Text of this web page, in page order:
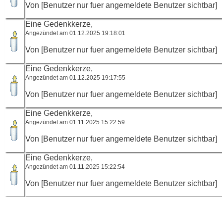
Von [Benutzer nur fuer angemeldete Benutzer sichtbar]
Eine Gedenkkerze,
Angezündet am 01.12.2025 19:18:01
Von [Benutzer nur fuer angemeldete Benutzer sichtbar]
Eine Gedenkkerze,
Angezündet am 01.12.2025 19:17:55
Von [Benutzer nur fuer angemeldete Benutzer sichtbar]
Eine Gedenkkerze,
Angezündet am 01.11.2025 15:22:59
Von [Benutzer nur fuer angemeldete Benutzer sichtbar]
Eine Gedenkkerze,
Angezündet am 01.11.2025 15:22:54
Von [Benutzer nur fuer angemeldete Benutzer sichtbar]